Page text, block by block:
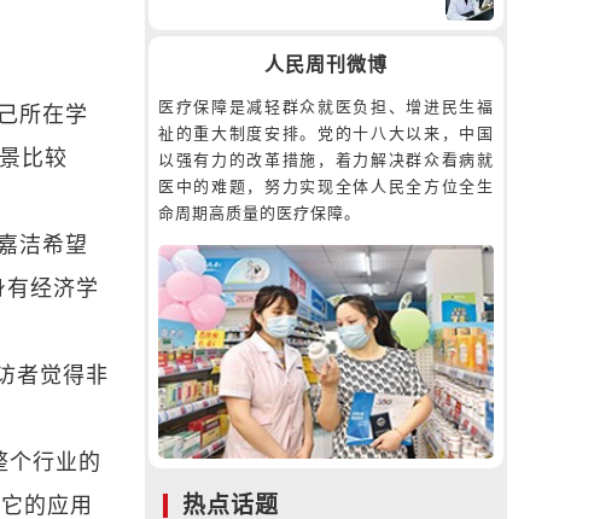
所在学
比较
洁希望
经济学
者觉得非
个行业的
的应用
人民周刊微博
医疗保障是减轻群众就医负担、增进民生福
祉的重大制度安排。党的十八大以来，中国
以强有力的改革措施，着力解决群众看病就
医中的难题，努力实现全体人民全方位全生
命周期高质量的医疗保障。
热点话题